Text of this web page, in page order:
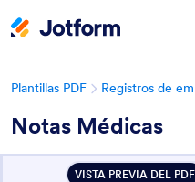
Plantillas PDF Registros de
Notas Médicas
VISTA PREVIA DEL PDF